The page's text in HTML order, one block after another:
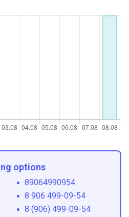
options
89064990954
8 906 499-09-54
8 (906) 499-09-54